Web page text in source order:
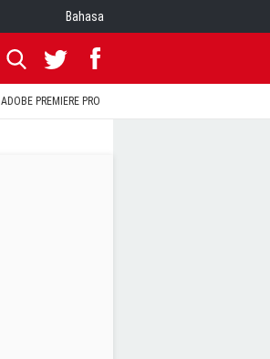
Bahasa
ADOBE PREMIERE PRO